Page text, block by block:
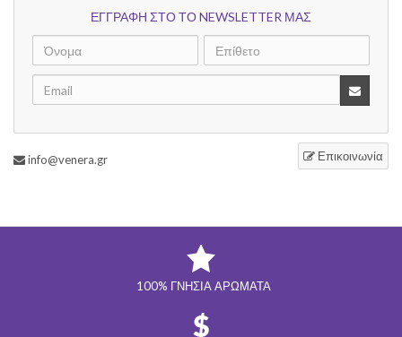
ΕΓΓΡΑΦΗ ΣΤΟ ΤΟ NEWSLETTER ΜΑΣ
Επικοινωνία
info@venera.gr
100% ΓΝΉΣΙΑ ΑΡΏΜΑΤΑ